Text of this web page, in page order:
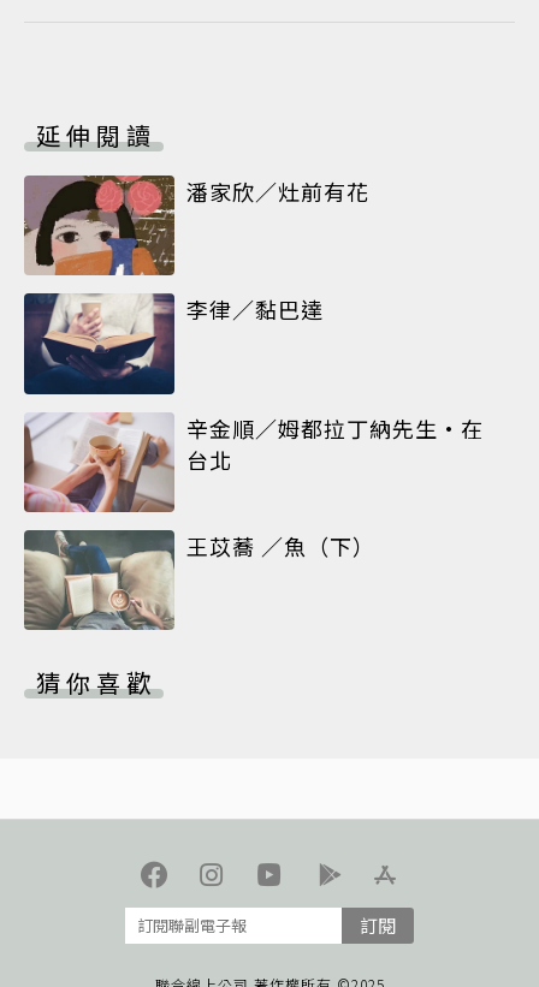
延伸閱讀
潘家欣／灶前有花
李律／黏巴達
辛金順／姆都拉丁納先生•在
台北
王苡蕎 ／魚（下）
猜你喜歡
訂閱